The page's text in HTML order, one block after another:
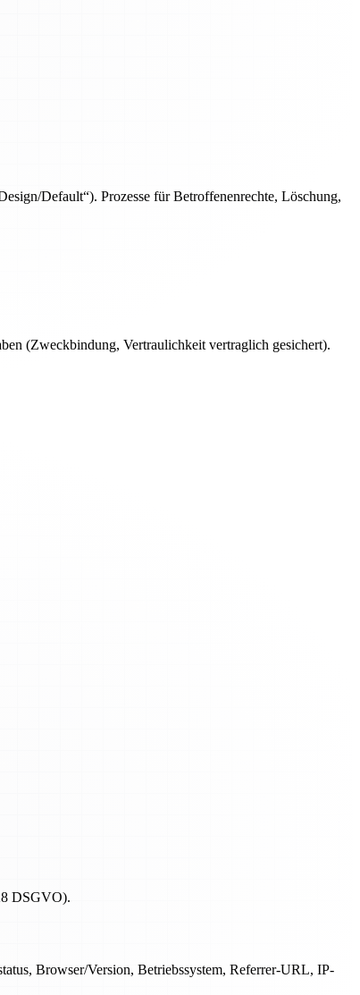
Default“). Prozesse für Betroffenenrechte, Löschung,
(Zweckbindung, Vertraulichkeit vertraglich gesichert).
DSGVO).
Browser/Version, Betriebssystem, Referrer-URL, IP-